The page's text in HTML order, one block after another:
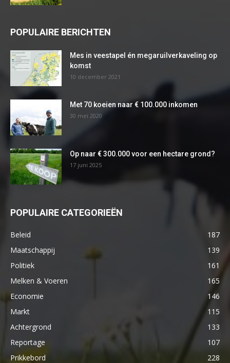
POPULAIRE BERICHTEN
Mes in veestapel én megaruilverkaveling op
komst
10 december 2021
Met 70 koeien naar € 100.000 inkomen
30 mei 2020
Op naar € 300.000 voor een hectare grond?
17 juni 2025
POPULAIRE CATEGORIEËN
Beleid
187
Maatschappij
139
Politiek
161
Melken & Voeren
165
Economie
146
Markt
115
Achtergrond
133
Reportage
107
Prikkebord
228